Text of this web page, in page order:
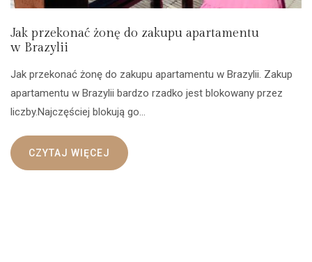
Jak przekonać żonę do zakupu apartamentu
w Brazylii
Jak przekonać żonę do zakupu apartamentu w Brazylii. Zakup
apartamentu w Brazylii bardzo rzadko jest blokowany przez
liczby.Najczęściej blokują go…
CZYTAJ WIĘCEJ